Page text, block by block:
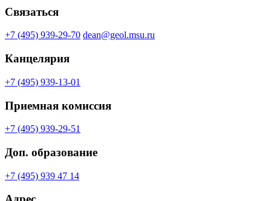
Связаться
+7 (495) 939-29-70 dean@geol.msu.ru
Канцелярия
+7 (495) 939-13-01
Приемная комиссия
+7 (495) 939-29-51
Доп. образование
+7 (495) 939 47 14